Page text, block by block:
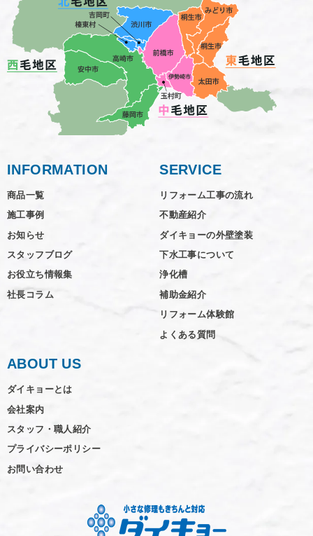
INFORMATION
商品一覧
施工事例
お知らせ
スタッフブログ
お役立ち情報集
社長コラム
SERVICE
リフォーム工事の流れ
不動産紹介
ダイキョーの外壁塗装
下水工事について
浄化槽
補助金紹介
リフォーム体験館
よくある質問
ABOUT US
ダイキョーとは
会社案内
スタッフ・職人紹介
プライバシーポリシー
お問い合わせ